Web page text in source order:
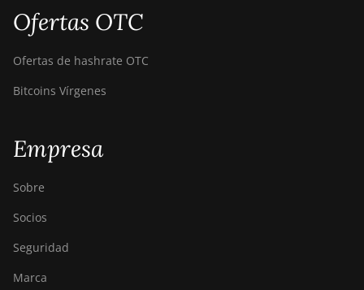
Ofertas OTC
Ofertas de hashrate OTC
Bitcoins Vírgenes
Empresa
Sobre
Socios
Seguridad
Marca